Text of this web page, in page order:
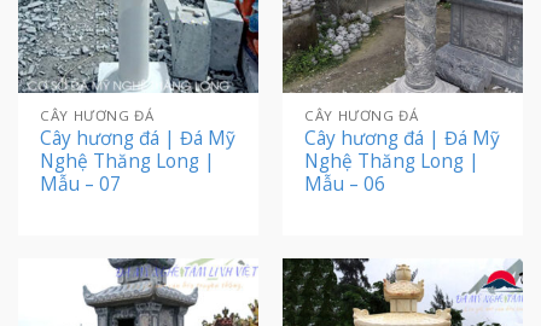
CÂY HƯƠNG ĐÁ
Cây hương đá | Đá Mỹ
Nghệ Thăng Long |
Mẫu – 07
CÂY HƯƠNG ĐÁ
Cây hương đá | Đá Mỹ
Nghệ Thăng Long |
Mẫu – 06